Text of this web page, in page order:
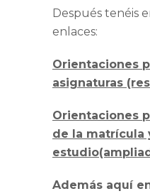
Después tenéis
enlaces:
Orientaciones
asignaturas
Orientaciones
de la matrícula
Además aquí